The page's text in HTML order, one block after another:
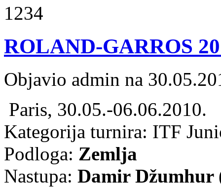
1234
ROLAND-GARROS
Objavio admin na
Paris, 30.05.-06.06.2010.
Kategorija turnira: ITF
Podloga: Zemlja
Nastupa: Damir Džumhur